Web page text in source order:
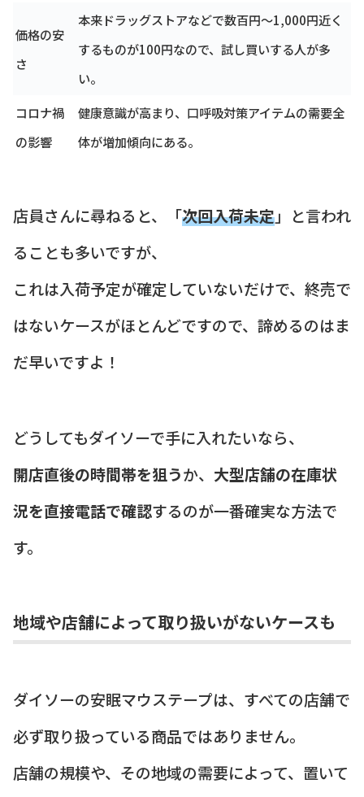
価格の安
さ
本来ドラッグストアなどで数百円～1,000円近く
するものが100円なので、試し買いする人が多
い。
コロナ禍
の影響
健康意識が高まり、口呼吸対策アイテムの需要全
体が増加傾向にある。
店員さんに尋ねると、「次回入荷未定」と言われ
ることも多いですが、
これは入荷予定が確定していないだけで、終売で
はないケースがほとんどですので、諦めるのはま
だ早いですよ！
どうしてもダイソーで手に入れたいなら、
開店直後の時間帯を狙うか、 大型店舗の在庫状
況を直接電話で確認するのが一番確実な方法で
す。
地域や店舗によって取り扱いがないケースも
ダイソーの安眠マウステープは、すべての店舗で
必ず取り扱っている商品ではありません。
店舗の規模や、その地域の需要によって、置いて